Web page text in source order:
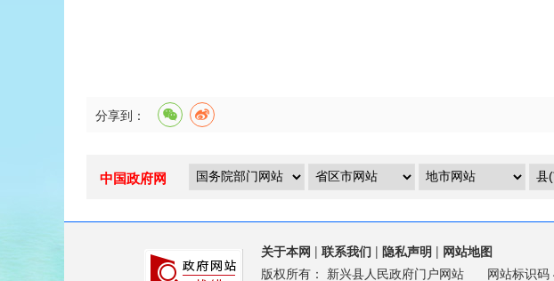
分享到：
中国政府网
关于本网 | 联系我们 | 隐私声明 | 网站地图
版权所有： 新兴县人民政府门户网站 网站标识码